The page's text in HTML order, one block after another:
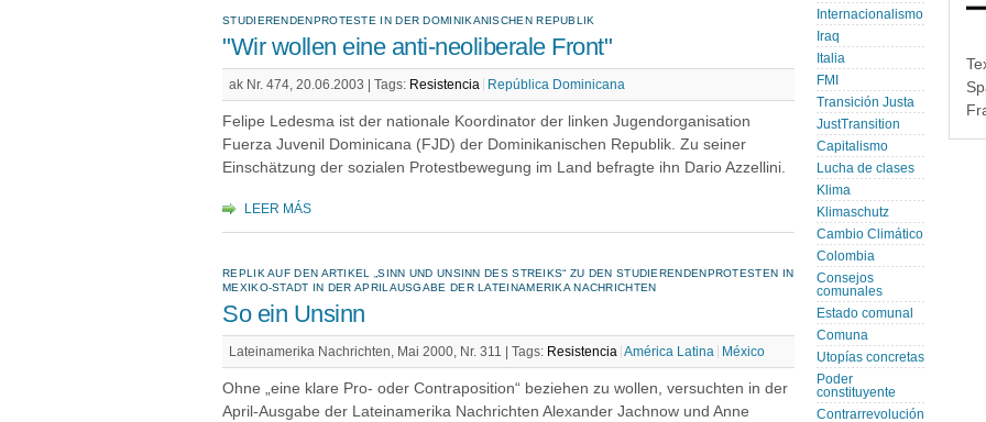
STUDIERENDENPROTESTE IN DER DOMINIKANISCHEN REPUBLIK
"Wir wollen eine anti-neoliberale Front"
ak Nr. 474, 20.06.2003 | Tags: Resistencia República Dominicana
Felipe Ledesma ist der nationale Koordinator der linken Jugendorganisation
Fuerza Juvenil Dominicana (FJD) der Dominikanischen Republik. Zu seiner
Einschätzung der sozialen Protestbewegung im Land befragte ihn Dario Azzellini.
LEER MÁS
REPLIK AUF DEN ARTIKEL „SINN UND UNSINN DES STREIKS“ ZU DEN STUDIERENDENPROTESTEN IN
MEXIKO-STADT IN DER APRILAUSGABE DER LATEINAMERIKA NACHRICHTEN
So ein Unsinn
Lateinamerika Nachrichten, Mai 2000, Nr. 311 | Tags: Resistencia América Latina México
Ohne „eine klare Pro- oder Contraposition“ beziehen zu wollen, versuchten in der
April-Ausgabe der Lateinamerika Nachrichten Alexander Jachnow und Anne
Internacionalismo
Iraq
Italia
FMI
Transición Justa
JustTransition
Capitalismo
Lucha de clases
Klima
Klimaschutz
Cambio Climático
Colombia
Consejos
comunales
Estado comunal
Comuna
Utopías concretas
Poder
constituyente
Contrarrevolución